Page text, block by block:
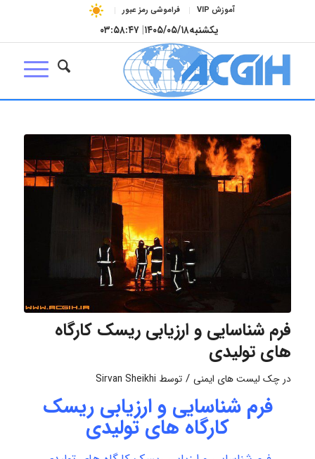
آموزش VIP فراموشی رمز عبور
یکشنبه۱۴۰۵/۰۵/۱۸| ۰۳:۵۸:۴۸
فرم شناسایی و ارزیابی ریسک کارگاه
های تولیدی
در چک لیست های ایمنی / توسط Sirvan Sheikhi
فرم شناسایی و ارزیابی ریسک
کارگاه های تولیدی